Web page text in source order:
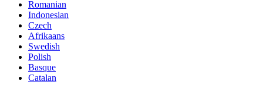
Romanian
Indonesian
Czech
Afrikaans
Swedish
Polish
Basque
Catalan